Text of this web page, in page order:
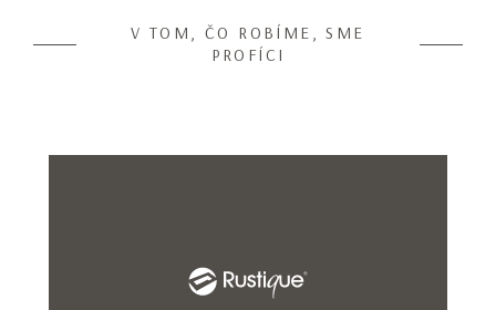
V TOM, ČO ROBÍME, SME
PROFÍCI